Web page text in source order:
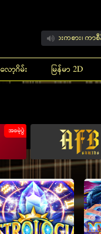
ကစား၊ ကာစီနို၊ စလော့ဂိမ်းမ
ော့ဂိမ်း မြန်မာ 2D
အခမဲ့ပွဲ